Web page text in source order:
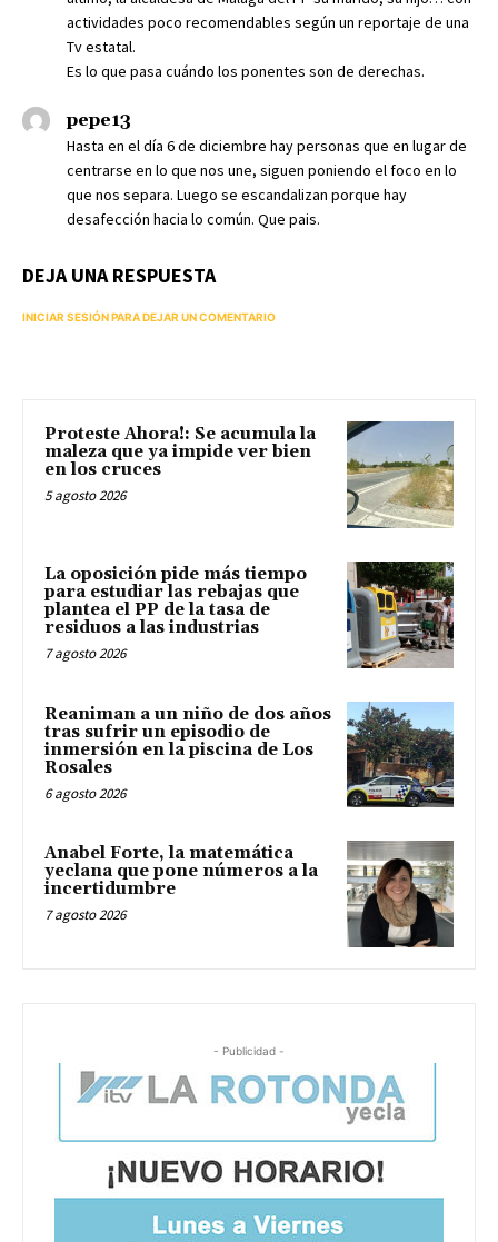
actividades poco recomendables según un reportaje de una
Tv estatal.
Es lo que pasa cuándo los ponentes son de derechas.
pepe13
Hasta en el día 6 de diciembre hay personas que en lugar de
centrarse en lo que nos une, siguen poniendo el foco en lo
que nos separa. Luego se escandalizan porque hay
desafección hacia lo común. Que pais.
DEJA UNA RESPUESTA
INICIAR SESIÓN PARA DEJAR UN COMENTARIO
Proteste Ahora!: Se acumula la
maleza que ya impide ver bien
en los cruces
5 agosto 2026
La oposición pide más tiempo
para estudiar las rebajas que
plantea el PP de la tasa de
residuos a las industrias
7 agosto 2026
Reaniman a un niño de dos años
tras sufrir un episodio de
inmersión en la piscina de Los
Rosales
6 agosto 2026
Anabel Forte, la matemática
yeclana que pone números a la
incertidumbre
7 agosto 2026
- Publicidad -